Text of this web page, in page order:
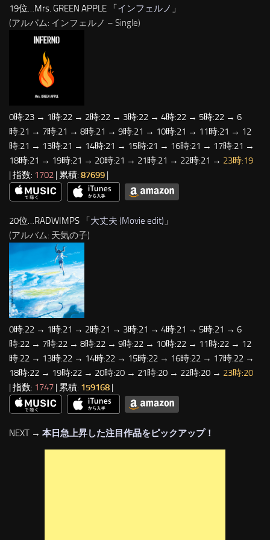
19位…Mrs. GREEN APPLE 「インフェルノ 」
(アルバム: インフェルノ – Single)
0時:23 → 1時:22 → 2時:22 → 3時:22 → 4時:22 → 5時:22 → 6
時:21 → 7時:21 → 8時:21 → 9時:21 → 10時:21 → 11時:21 → 12
時:21 → 13時:21 → 14時:21 → 15時:21 → 16時:21 → 17時:21 →
18時:21 → 19時:21 → 20時:21 → 21時:21 → 22時:21 → 23時:19
| 指数: 1702 | 累積: 87699 |
20位…RADWIMPS 「大丈夫 (Movie edit) 」
(アルバム: 天気の子)
0時:22 → 1時:21 → 2時:21 → 3時:21 → 4時:21 → 5時:21 → 6
時:22 → 7時:22 → 8時:22 → 9時:22 → 10時:22 → 11時:22 → 12
時:22 → 13時:22 → 14時:22 → 15時:22 → 16時:22 → 17時:22 →
18時:22 → 19時:22 → 20時:20 → 21時:20 → 22時:20 → 23時:20
| 指数: 1747 | 累積: 159168 |
NEXT → 本日急上昇した注目作品をピックアップ！